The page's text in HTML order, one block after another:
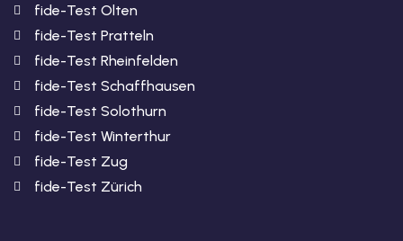
fide-Test Olten
fide-Test Pratteln
fide-Test Rheinfelden
fide-Test Schaffhausen
fide-Test Solothurn
fide-Test Winterthur
fide-Test Zug
fide-Test Zürich